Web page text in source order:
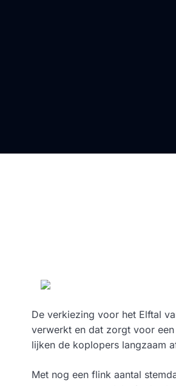
De verkiezing voor het Elftal
verwerkt en dat zorgt voor
lijken de koplopers langzaam
Met nog een flink aantal